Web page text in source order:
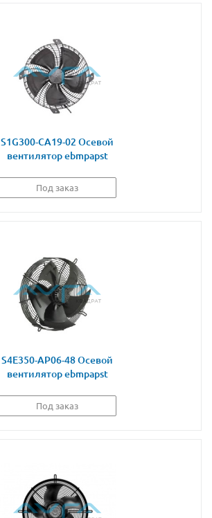
S1G300-CA19-02 Осевой
вентилятор ebmpapst
Под заказ
S4E350-AP06-48 Осевой
вентилятор ebmpapst
Под заказ